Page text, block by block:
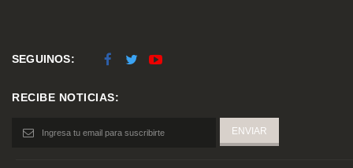
SEGUINOS:
RECIBE NOTICIAS: